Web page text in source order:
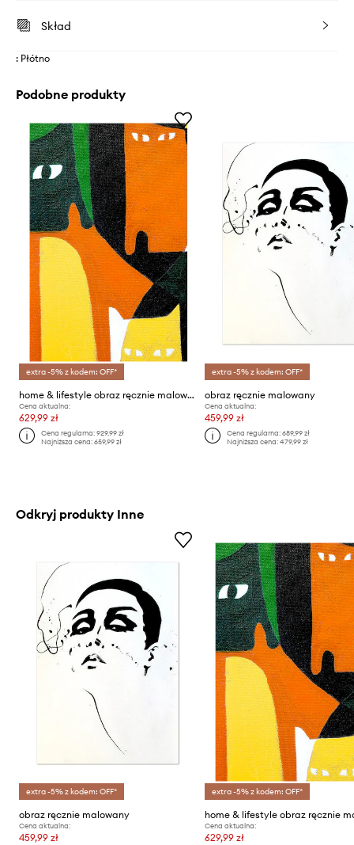
Skład
: Płótno
Podobne produkty
extra -5% z kodem: OFF*
home & lifestyle obraz ręcznie malowany
Cena aktualna:
629,99 zł
Cena regularna:929,99 zł
Najniższa cena:659,99 zł
extra -5% z kodem: OFF*
obraz ręcznie malowany
Cena aktualna:
459,99 zł
Cena regularna: 689,99 zł
Najniższa cena: 479,99 zł
Odkryj produkty Inne
extra -5% z kodem: OFF*
obraz ręcznie malowany
Cena aktualna:
459,99 zł
extra -5% z kodem: OFF*
Cena aktualna:
629,99 zł